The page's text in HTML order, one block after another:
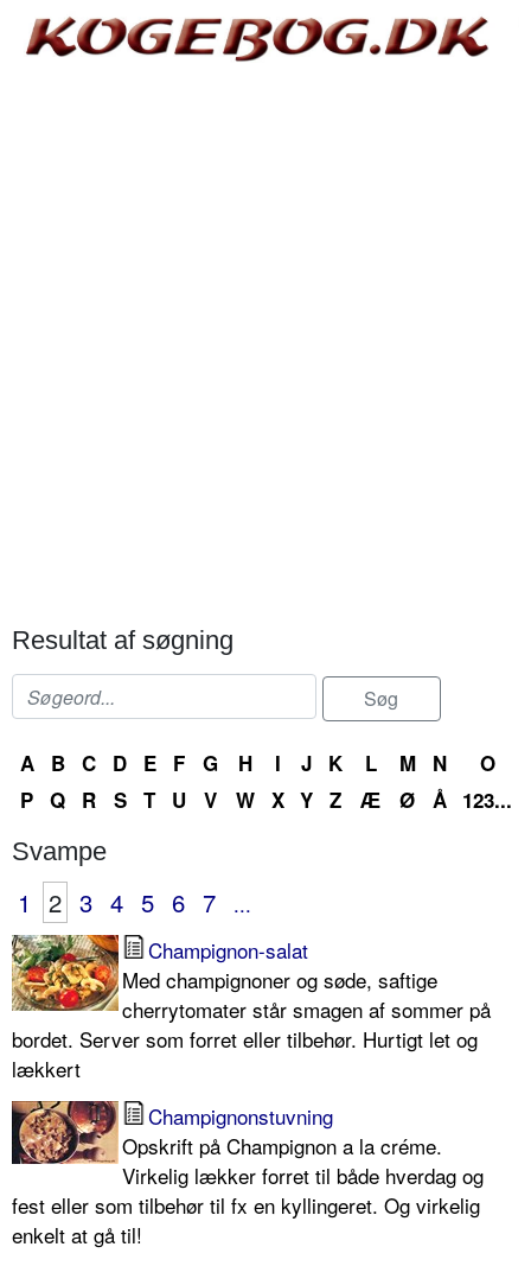
Resultat af søgning
A B C D E F G H I J K L M N
O
P Q R S T U V W X Y Z Æ Ø Å 123...
Svampe
1 2 3 4 5 6 7
...
Champignon-salat
Med champignoner og søde, saftige
cherrytomater står smagen af sommer på
bordet. Server som forret eller tilbehør. Hurtigt let og
lækkert
Champignonstuvning
Opskrift på Champignon a la créme.
Virkelig lækker forret til både hverdag og
fest eller som tilbehør til fx en kyllingeret. Og virkelig
enkelt at gå til!